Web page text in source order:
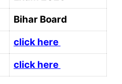
Bihar Board
click here
click here